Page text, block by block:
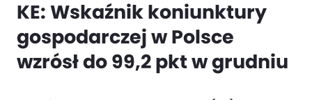
KE: Wskaźnik koniunktury
gospodarczej w Polsce
wzrósł do 99,2 pkt w grudniu